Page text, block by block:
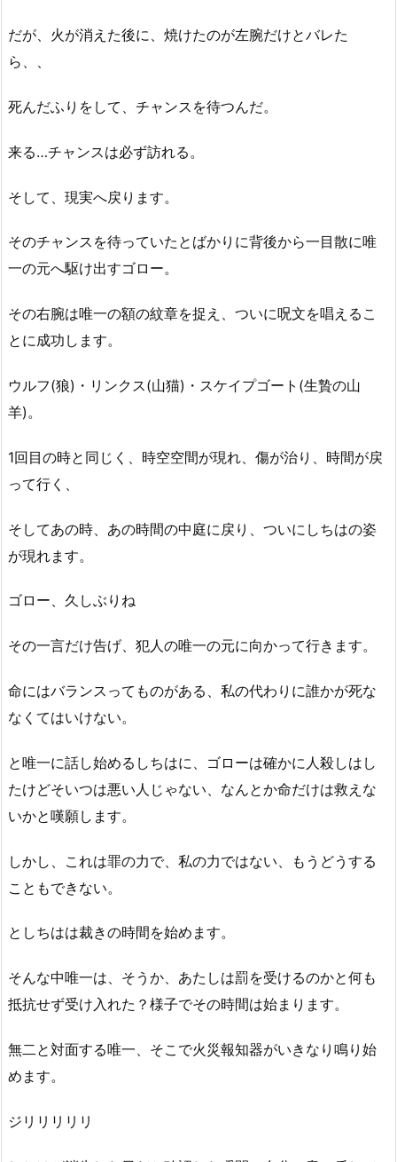
だが、火が消えた後に、焼けたのが左腕だけとバレた
ら、、
死んだふりをして、チャンスを待つんだ。
来る…チャンスは必ず訪れる。
そして、現実へ戻ります。
そのチャンスを待っていたとばかりに背後から一目散に唯
一の元へ駆け出すゴロー。
その右腕は唯一の額の紋章を捉え、ついに呪文を唱えるこ
とに成功します。
ウルフ(狼)・リンクス(山猫)・スケイプゴート(生贄の山
羊)。
1回目の時と同じく、時空空間が現れ、傷が治り、時間が戻
って行く、
そしてあの時、あの時間の中庭に戻り、ついにしちはの姿
が現れます。
ゴロー、久しぶりね
その一言だけ告げ、犯人の唯一の元に向かって行きます。
命にはバランスってものがある、私の代わりに誰かが死な
なくてはいけない。
と唯一に話し始めるしちはに、ゴローは確かに人殺しはし
たけどそいつは悪い人じゃない、なんとか命だけは救えな
いかと嘆願します。
しかし、これは罪の力で、私の力ではない、もうどうする
こともできない。
としちはは裁きの時間を始めます。
そんな中唯一は、そうか、あたしは罰を受けるのかと何も
抵抗せず受け入れた？様子でその時間は始まります。
無二と対面する唯一、そこで火災報知器がいきなり鳴り始
めます。
ジリリリリリ